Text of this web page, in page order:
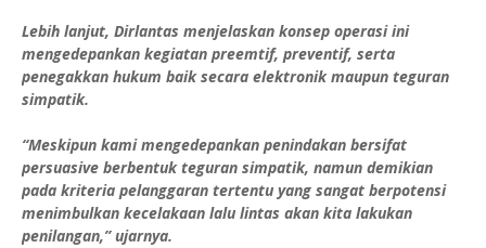
Lebih lanjut, Dirlantas menjelaskan konsep operasi ini
mengedepankan kegiatan preemtif, preventif, serta
penegakkan hukum baik secara elektronik maupun teguran
simpatik.
“Meskipun kami mengedepankan penindakan bersifat
persuasive berbentuk teguran simpatik, namun demikian
pada kriteria pelanggaran tertentu yang sangat berpotensi
menimbulkan kecelakaan lalu lintas akan kita lakukan
penilangan,” ujarnya.